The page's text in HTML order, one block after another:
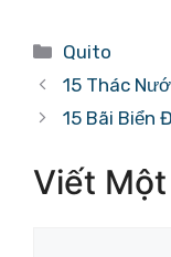
Danh
mục
Quito
15 Thác
15 Bãi Biển
Viết